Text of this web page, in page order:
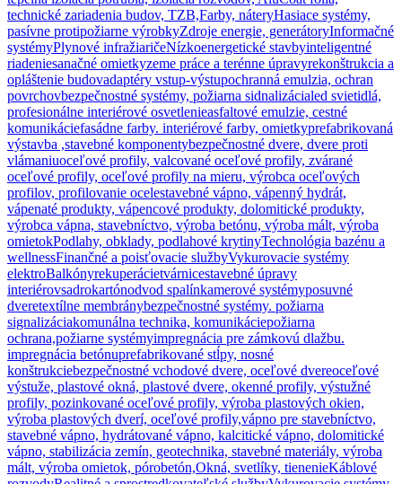
technické zariadenia budov, TZB,Farby, náteryHasiace systémy,
pasívne protipožiarne výrobkyZdroje energie, generátoryInformačné
systémyPlynové infražiaričeNízkoenergetické stavbyinteligentné
riadeniesanačné omietkyzeme práce a terénne úpravyrekonštrukcia a
opláštenie budovadaptéry vstup-výstupochranná emulzia, ochran
povrchovbezpečnostné systémy, požiarna sidnalizácialed svietidlá,
profesionálne interiérové osvetlenieasfaltové emulzie, cestné
komunikáciefasádne farby. interiérové farby, omietkyprefabrikovaná
výstavba ,stavebné komponentybezpečnostné dvere, dvere proti
vlámaniuoceľové profily, valcované oceľové profily, zvárané
oceľové profily, oceľové profily na mieru, výrobca oceľových
profilov, profilovanie ocelestavebné vápno, vápenný hydrát,
vápenaté produkty, vápencové produkty, dolomitické produkty,
výrobca vápna, stavebníctvo, výroba betónu, výroba mált, výroba
omietokPodlahy, obklady, podlahové krytinyTechnológia bazénu a
wellnessFinančné a poisťovacie službyVykurovacie systémy
elektroBalkónyrekuperácietvárnicestavebné úpravy
interiérovsadrokartónodvod spalínkamerové systémyposuvné
dveretextílne membránybezpečnostné systémy. požiarna
signalizáciakomunálna technika, komunikáciepožiarna
ochrana,požiarne systémyimpregnácia pre zámkovú dlažbu.
impregnácia betónuprefabrikované stĺpy, nosné
konštrukciebezpečnostné vchodové dvere, oceľové dvereoceľové
výstuže, plastové okná, plastové dvere, okenné profily, výstužné
profily, pozinkované oceľové profily, výroba plastových okien,
výroba plastových dverí, oceľové profily,vápno pre stavebníctvo,
stavebné vápno, hydrátované vápno, kalcitické vápno, dolomitické
vápno, stabilizácia zemín, geotechnika, stavebné materiály, výroba
mált, výroba omietok, pórobetón,Okná, svetlíky, tienenieKáblové